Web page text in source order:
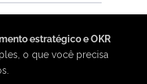
estratégico e OKR
o que você precisa